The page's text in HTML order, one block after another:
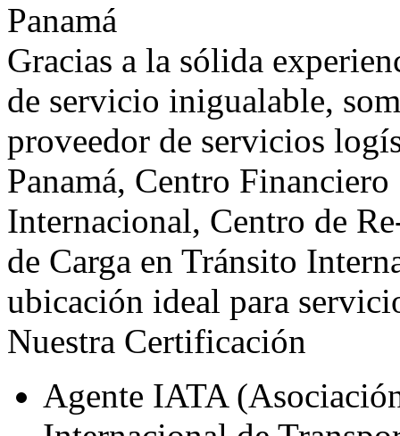
Panamá
Gracias a la sólida
de servicio inigualable,
proveedor de servicios
Panamá, Centro Financiero
Internacional, Centro de
de Carga en Tránsito
ubicación ideal para
Nuestra Certificación
Agente IATA